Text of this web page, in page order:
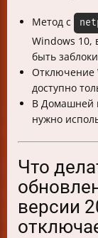
Метод с
Windows
быть
Отключение
доступно
В Домашней
нужно
Что
версии